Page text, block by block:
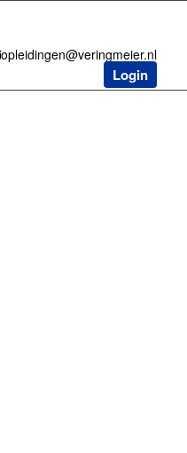
opleidingen@veringmeier.nl
Login